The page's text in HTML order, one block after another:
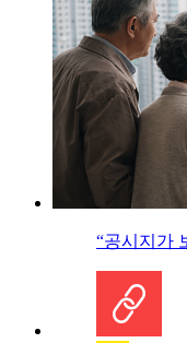
“공시지가